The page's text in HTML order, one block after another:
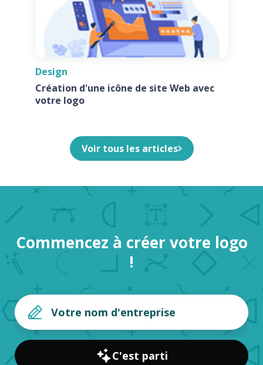
Design
Création d'une icône de site Web avec
votre logo
Voir tous les articles
Commencez à créer votre logo
!
C'est parti